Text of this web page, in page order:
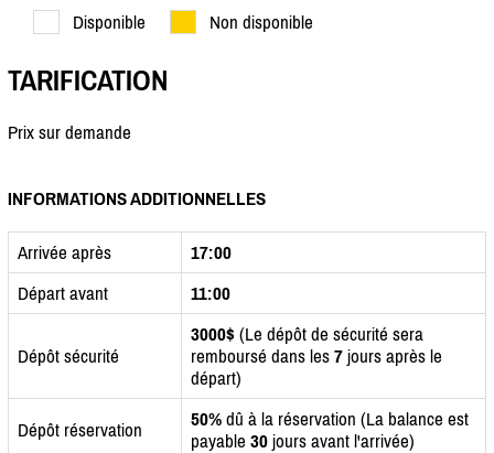
Disponible Non disponible
TARIFICATION
Prix sur demande
INFORMATIONS ADDITIONNELLES
Arrivée après
17:00
Départ avant
11:00
Dépôt sécurité
3000$ (Le dépôt de sécurité sera
remboursé dans les 7 jours après le
départ)
Dépôt réservation 50% dû à la réservation (La balance est
payable 30 jours avant l'arrivée)